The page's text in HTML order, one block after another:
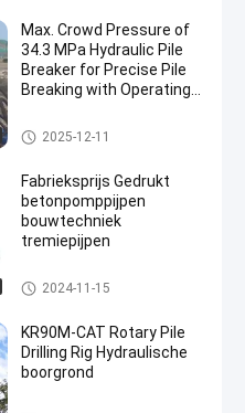
Max. Crowd Pressure of
34.3 MPa Hydraulic Pile
Breaker for Precise Pile
Breaking with Operating
mm
hydraulische stapelbreker
2025-12-11
Fabrieksprijs Gedrukt
betonpomppijpen
bouwtechniek
tremiepijpen
Boorrig tool
2024-11-15
KR90M-CAT Rotary Pile
Drilling Rig Hydraulische
boorgrond